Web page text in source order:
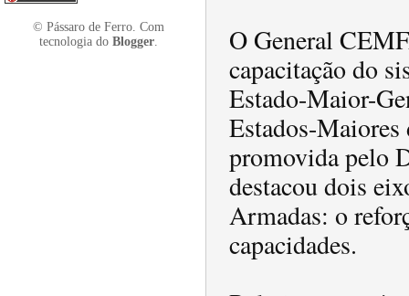
© Pássaro de Ferro. Com
tecnologia do Blogger.
O General
capacitação do
Estado-Maior-
Estados-
promovida pelo
destacou dois
Armadas: o
capacidades.